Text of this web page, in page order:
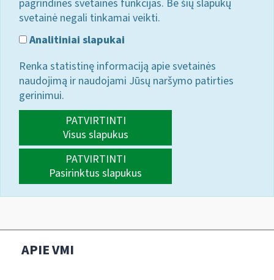
pagrindines svetainės funkcijas. Be šių slapukų
svetainė negali tinkamai veikti.
Analitiniai slapukai
Renka statistinę informaciją apie svetainės
naudojimą ir naudojami Jūsų naršymo patirties
gerinimui.
PATVIRTINTI
Visus slapukus
PATVIRTINTI
Pasirinktus slapukus
APIE VMI